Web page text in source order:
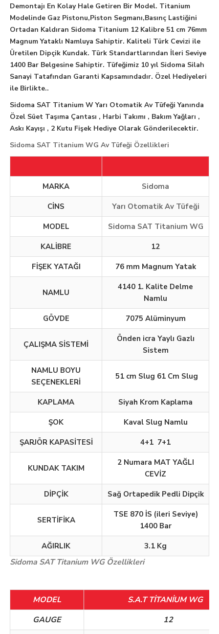
Demontajı En Kolay Hale Getiren Bir Model. Titanium
Modelinde Gaz Pistonu,Piston Segmanı,Basınç Lastiğini
Ortadan Kaldıran Sidoma Titanium 12 Kalibre 51 cm 76mm
Magnum Yataklı Namluya Sahiptir. Kaliteli Türk Cevizi ile
Üretilen Dipçik Kundak. Türk Standartlarından İleri Seviye
1400 Bar Belgesine Sahiptir. Tüfeğimiz 10 yıl Sidoma Silah
Sanayi Tatafından Garanti Kapsamındadır. Özel Hediyeleri
ile Birlikte..
Sidoma SAT Titanium W Yarı Otomatik Av Tüfeği Yanında
Özel Süet Taşıma Çantası , Harbi Takımı , Bakım Yağları ,
Askı Kayışı , 2 Kutu Fişek Hediye Olarak Gönderilecektir.
Sidoma SAT Titanium WG Av Tüfeği Özellikleri
MARKA Sidoma
CİNS Yarı Otomatik Av Tüfeği
MODEL Sidoma SAT Titanium WG
KALİBRE 12
FİŞEK YATAĞI 76 mm Magnum Yatak
NAMLU
4140 1. Kalite Delme
Namlu
GÖVDE 7075 Alüminyum
ÇALIŞMA SİSTEMİ
Önden icra Yaylı Gazlı
Sistem
NAMLU BOYU
SEÇENEKLERİ
51 cm Slug 61 Cm Slug
KAPLAMA Siyah Krom Kaplama
ŞOK Kaval Slug Namlu
ŞARJÖR KAPASİTESİ 4+1 7+1
KUNDAK TAKIM
2 Numara MAT YAĞLI
CEVİZ
DİPÇİK Sağ Ortapedik Pedli Dipçik
SERTİFİKA
TSE 870 İS (ileri Seviye)
1400 Bar
AĞIRLIK 3.1 Kg
Sidoma SAT Titanium WG Özellikleri
MODEL
S.A.T TİTANİUM WG
GAUGE
12